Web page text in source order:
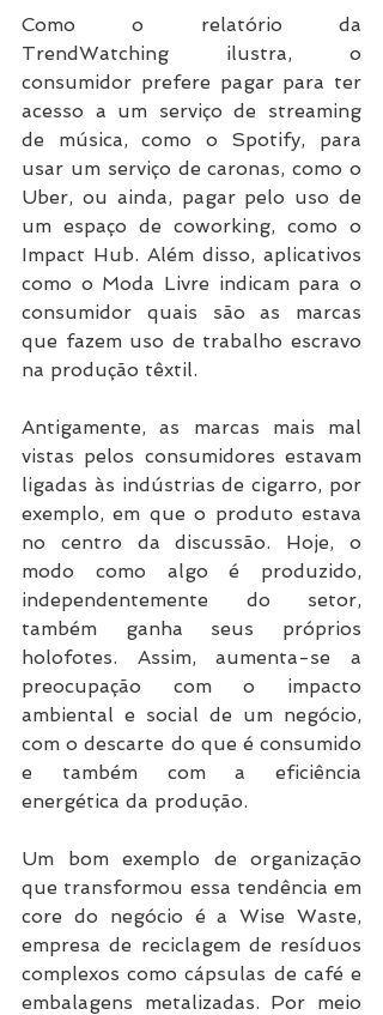
Como o relatório da
TrendWatching ilustra, o
consumidor prefere pagar para ter
acesso a um serviço de streaming
de música, como o Spotify, para
usar um serviço de caronas, como o
Uber, ou ainda, pagar pelo uso de
um espaço de coworking, como o
Impact Hub. Além disso, aplicativos
como o Moda Livre indicam para o
consumidor quais são as marcas
que fazem uso de trabalho escravo
na produção têxtil.
Antigamente, as marcas mais mal
vistas pelos consumidores estavam
ligadas às indústrias de cigarro, por
exemplo, em que o produto estava
no centro da discussão. Hoje, o
modo como algo é produzido,
independentemente do setor,
também ganha seus próprios
holofotes. Assim, aumenta-se a
preocupação com o impacto
ambiental e social de um negócio,
com o descarte do que é consumido
e também com a eficiência
energética da produção.
Um bom exemplo de organização
que transformou essa tendência em
core do negócio é a Wise Waste,
empresa de reciclagem de resíduos
complexos como cápsulas de café e
embalagens metalizadas. Por meio